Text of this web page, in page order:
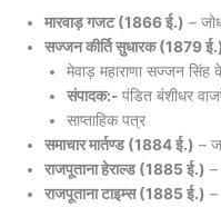
मारवाड़ गजट (1866 ई.) –
सज्जन कीर्ति सुधारक (1879
मेवाड़ महाराणा सज्जन सिंह
संपादक:- पंडित बंशीधर
साप्ताहिक पत्र
समाचार मार्तण्ड (1884 ई.) –
राजपूताना हेराल्ड (1885 ई.)
राजपूताना टाइम्स (1885 ई.)